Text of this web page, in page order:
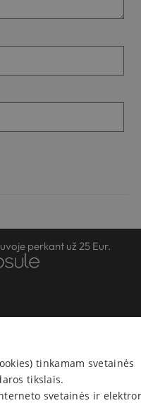
perkant už 25 Eur.
tinkamam svetainės
tikslais.
svetainės ir